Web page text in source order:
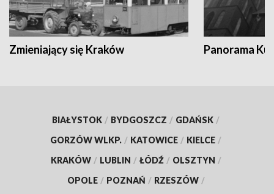
Zmieniający się Kraków Panorama
BIAŁYSTOK / BYDGOSZCZ / GDAŃSK /
GORZÓW WLKP. / KATOWICE / KIELCE /
KRAKÓW / LUBLIN / ŁÓDŹ / OLSZTYN /
OPOLE / POZNAŃ / RZESZÓW /